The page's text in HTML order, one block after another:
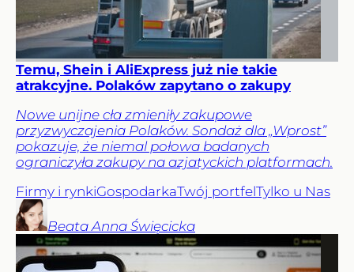
Temu, Shein i AliExpress już nie takie
atrakcyjne. Polaków zapytano o zakupy
Nowe unijne cła zmieniły zakupowe
przyzwyczajenia Polaków. Sondaż dla „Wprost”
pokazuje, że niemal połowa badanych
ograniczyła zakupy na azjatyckich platformach.
Firmy i rynkiGospodarkaTwój portfelTylko u Nas
Beata Anna Święcicka